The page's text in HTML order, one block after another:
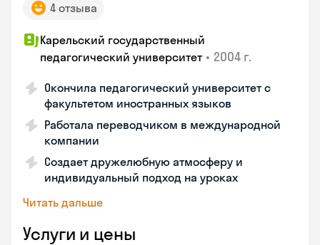
4 отзыва
Карельский государственный
педагогический университет • 2004 г.
Окончила педагогический университет с
факультетом иностранных языков
Работала переводчиком в международной
компании
Создает дружелюбную атмосферу и
индивидуальный подход на уроках
Читать дальше
Услуги и цены